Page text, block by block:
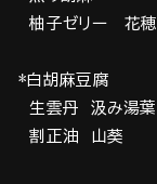
柚子ゼリー 花穂
*白胡麻豆腐
生雲丹 汲み湯葉
割正油 山葵